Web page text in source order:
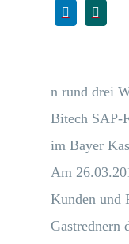
n rund drei
Bitech SAP-
im Bayer
Am
Kunden und
Gastrednern